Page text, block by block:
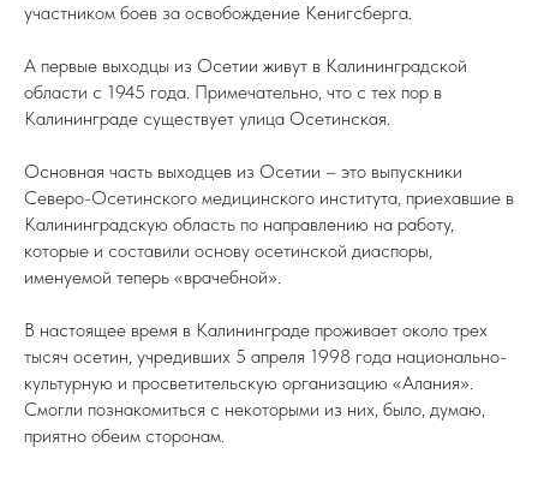
участником боев за освобождение Кенигсберга.
А первые выходцы из Осетии живут в Калининградской
области с 1945 года. Примечательно, что с тех пор в
Калининграде существует улица Осетинская.
Основная часть выходцев из Осетии – это выпускники
Северо-Осетинского медицинского института, приехавшие в
Калининградскую область по направлению на работу,
которые и составили основу осетинской диаспоры,
именуемой теперь «врачебной».
В настоящее время в Калининграде проживает около трех
тысяч осетин, учредивших 5 апреля 1998 года национально-
культурную и просветительскую организацию «Алания».
Смогли познакомиться с некоторыми из них, было, думаю,
приятно обеим сторонам.